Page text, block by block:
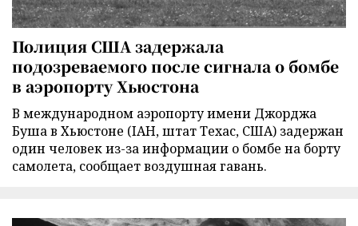
Полиция США задержала
подозреваемого после сигнала о бомбе
в аэропорту Хьюстона
В международном аэропорту имени Джорджа
Буша в Хьюстоне (IAH, штат Техас, США) задержан
один человек из-за информации о бомбе на борту
самолета, сообщает воздушная гавань.